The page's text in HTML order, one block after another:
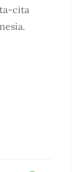
cita